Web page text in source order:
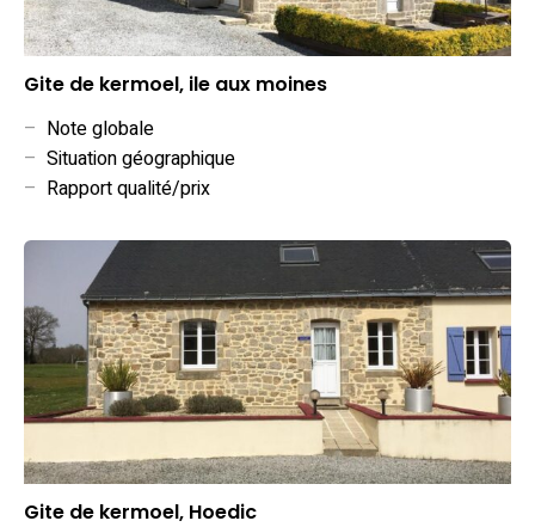
Gite de kermoel, ile aux moines
– Note globale
– Situation géographique
– Rapport qualité/prix
Gite de kermoel, Hoedic